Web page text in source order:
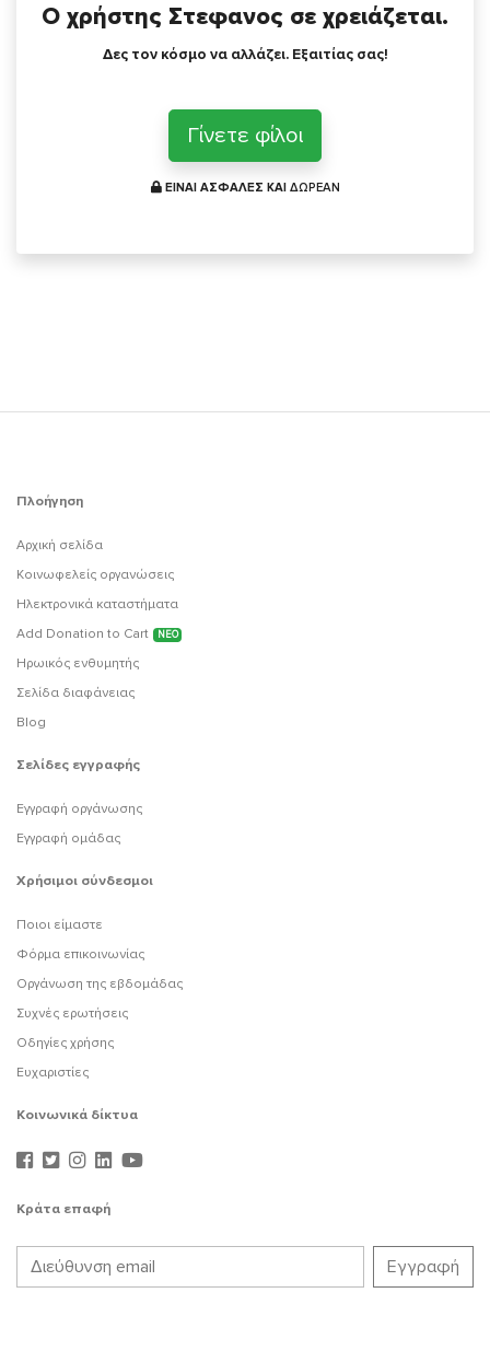
Ο χρήστης Στεφανος σε χρειάζεται.
Δες τον κόσμο να αλλάζει. Εξαιτίας σας!
Γίνετε φίλοι
ΕΙΝΑΙ ΑΣΦΑΛΕΣ ΚΑΙ ΔΩΡΕΑΝ
Πλοήγηση
Αρχική σελίδα
Κοινωφελείς οργανώσεις
Ηλεκτρονικά καταστήματα
Add Donation to Cart
ΝΕΟ
Ηρωικός ενθυμητής
Σελίδα διαφάνειας
Blog
Σελίδες εγγραφής
Εγγραφή οργάνωσης
Εγγραφή ομάδας
Χρήσιμοι σύνδεσμοι
Ποιοι είμαστε
Φόρμα επικοινωνίας
Οργάνωση της εβδομάδας
Συχνές ερωτήσεις
Οδηγίες χρήσης
Ευχαριστίες
Κοινωνικά δίκτυα
Κράτα επαφή